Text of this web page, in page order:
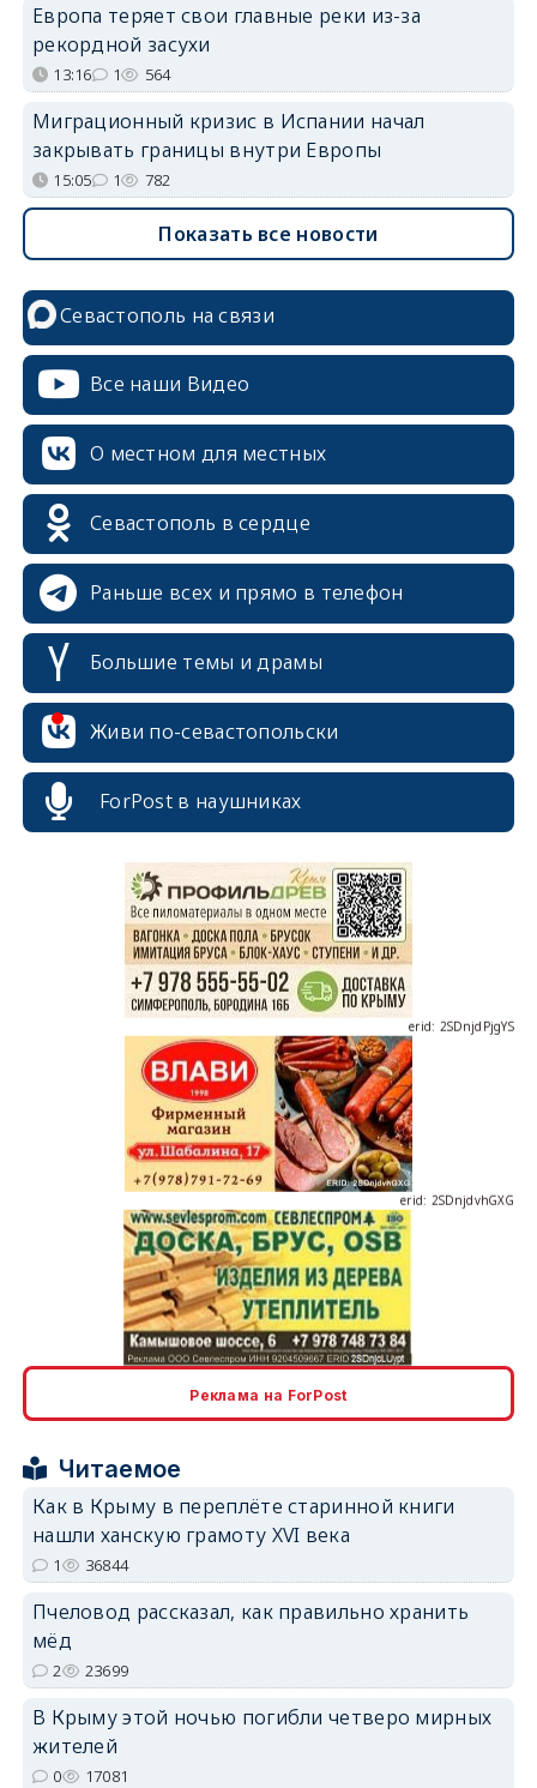
Европа теряет свои главные реки из-за
рекордной засухи
13:16 1 564
Миграционный кризис в Испании начал
закрывать границы внутри Европы
15:05 1 782
Показать все новости
Севастополь на связи
Все наши Видео
О местном для местных
Севастополь в сердце
Раньше всех и прямо в телефон
Большие темы и драмы
Живи по-севастопольски
ForPost в наушниках
erid: 2SDnjcrDNw6
erid: 2SDnjdvhGXG
Реклама на ForPost
Читаемое
Как в Крыму в переплёте старинной книги
нашли ханскую грамоту XVI века
1 36844
Пчеловод рассказал, как правильно хранить
мёд
2 23699
В Крыму этой ночью погибли четверо мирных
жителей
0 17081